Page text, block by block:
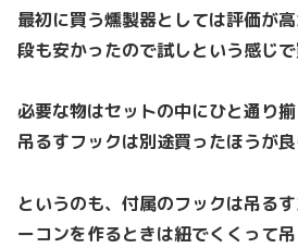
最初に買う燻製器としては評価が
段も安かったので試しという感じで
必要な物はセットの中にひと通り
吊るすフックは別途買ったほうが良
というのも、付属のフックは吊る
ーコンを作るときは紐でくくって